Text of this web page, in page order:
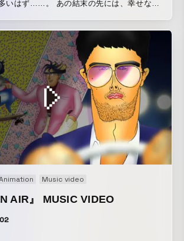
いはず……。 あの結末の先には、幸せな物
輔さんが、浦島太郎のセカンドライフをポ
っぷりに歌い上げます。映像を手がけるの
パネラ「桃太郎」、tofubeats「恋とミサイ
CM、短編映画、絵本など多彩なジャンル
イティブ・ユニット、オタミラムズ。 【
オタミラムズ さんより 】 《 浦島 太郎は
一体全体どうなったのか？ 》 日本全国民
らすべく、物語の続きを森 大輔さんによる
ミラムズがアニメーション化する機会をい
しもが生き続ければ、やがて迎えるセカン
我々オタミラムズは趣向を凝らした末に、
ために“手伝い事”をするようになったら、
たちに囲まれる、幸福長寿なセカンドライ
きた世界線」というログラインに、まとめ
た。 また、浦島の代名詞である“老化”を活
Music video
AIR』 MUSIC VIDEO